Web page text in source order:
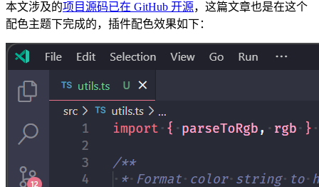
本文涉及的项目源码已在 GitHub 开源，这篇文章也是在这个
配色主题下完成的，插件配色效果如下：